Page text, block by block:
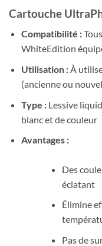
Cartouche
Compatibilité :
WhiteEdition
Utilisation :À
(ancienne ou
Type : Lessive
blanc et de couleur
Avantages :
Des
éclatant
Élimine
Pas de